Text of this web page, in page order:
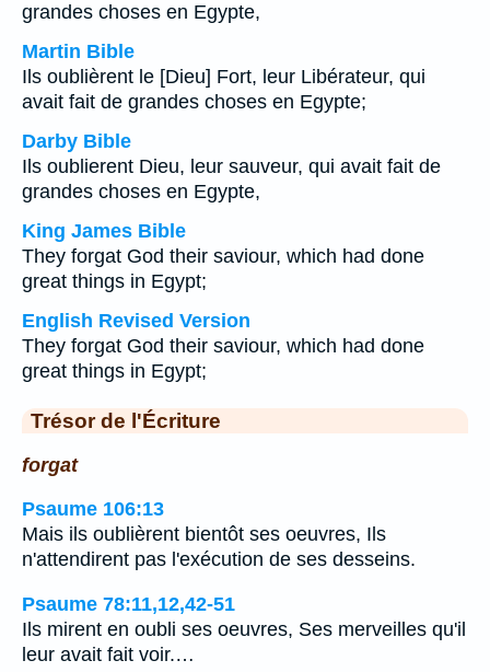
grandes choses en Egypte,
Martin Bible
Ils oublièrent le [Dieu] Fort, leur Libérateur, qui
avait fait de grandes choses en Egypte;
Darby Bible
Ils oublierent Dieu, leur sauveur, qui avait fait de
grandes choses en Egypte,
King James Bible
They forgat God their saviour, which had done
great things in Egypt;
English Revised Version
They forgat God their saviour, which had done
great things in Egypt;
Trésor de l'Écriture
forgat
Psaume 106:13
Mais ils oublièrent bientôt ses oeuvres, Ils
n'attendirent pas l'exécution de ses desseins.
Psaume 78:11,12,42-51
Ils mirent en oubli ses oeuvres, Ses merveilles qu'il
leur avait fait voir.…